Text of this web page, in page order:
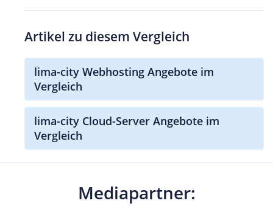
Artikel zu diesem Vergleich
lima-city Webhosting Angebote im
Vergleich
lima-city Cloud-Server Angebote im
Vergleich
Mediapartner: